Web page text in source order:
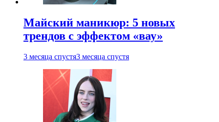
Майский маникюр: 5 новых
трендов с эффектом «вау»
3 месяца спустя3 месяца спустя